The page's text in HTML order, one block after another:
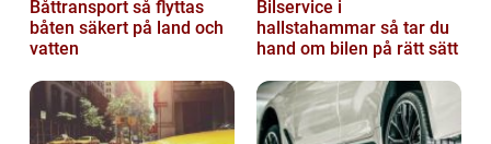
Båttransport så flyttas
båten säkert på land och
vatten
Bilservice i
hallstahammar så tar du
hand om bilen på rätt sätt